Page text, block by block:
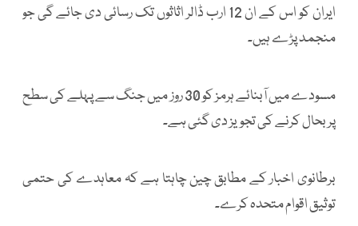
ایران کو اس کے ان 12 ارب ڈالر اثاثوں تک رسائی دی جائے گی جو
منجمد پڑے ہیں۔
مسودے میں آبنائے ہرمز کو 30 روز میں جنگ سے پہلے کی سطح
پر بحال کرنے کی تجویز دی گئی ہے۔
برطانوی اخبار کے مطابق چین چاہتا ہے کہ معاہدے کی حتمی
توثیق اقوام متحدہ کرے۔